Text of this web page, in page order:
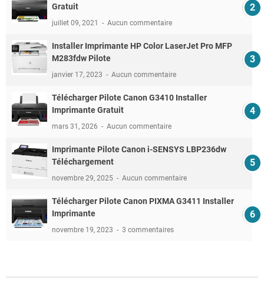
Gratuit
juillet 09, 2021 Aucun commentaire
Installer Imprimante HP Color LaserJet Pro MFP
M283fdw Pilote
janvier 17, 2023 Aucun commentaire
Télécharger Pilote Canon G3410 Installer
Imprimante Gratuit
mars 31, 2026 Aucun commentaire
Imprimante Pilote Canon i-SENSYS LBP236dw
Téléchargement
novembre 29, 2025 Aucun commentaire
Télécharger Pilote Canon PIXMA G3411 Installer
Imprimante
novembre 19, 2023 3 commentaires